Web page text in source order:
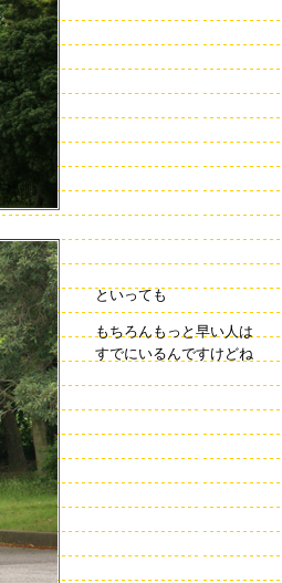
といっても
もちろんもっと早い人は
すでにいるんですけどね